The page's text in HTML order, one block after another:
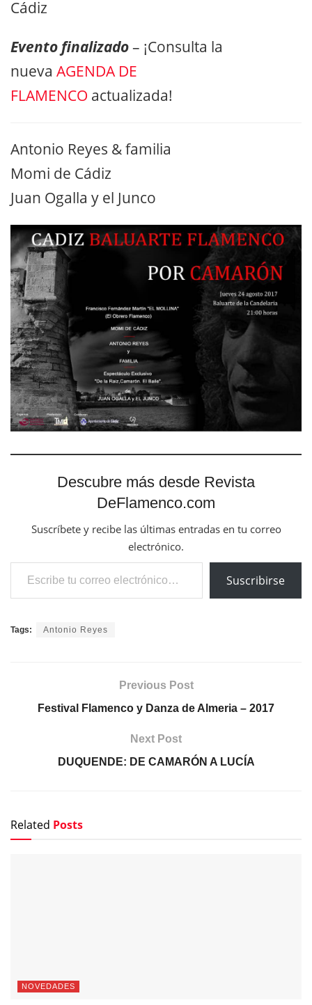
Cádiz
Evento finalizado– ¡Consulta la
nueva AGENDA DE
FLAMENCO actualizada!
Antonio Reyes & familia
Momi de Cádiz
Juan Ogalla y el Junco
Descubre más desde Revista
DeFlamenco.com
Suscríbete y recibe las últimas entradas en tu correo
electrónico.
Escribe tu correo electrónico…
Suscribirse
Tags: Antonio Reyes
Previous Post
Festival Flamenco y Danza de Almeria – 2017
Next Post
DUQUENDE: DE CAMARÓN A LUCÍA
Related Posts
NOVEDADES